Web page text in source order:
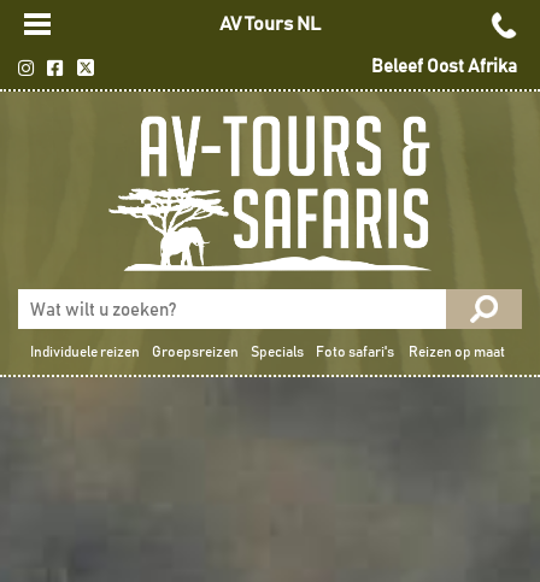
AV Tours NL
Beleef Oost Afrika
Individuele reizen Groepsreizen Specials Foto safari's Reizen op maat